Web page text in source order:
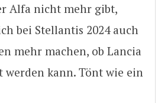
Alfa nicht mehr gibt,
bei Stellantis 2024 auch
mehr machen, ob Lancia
werden kann. Tönt wie ein